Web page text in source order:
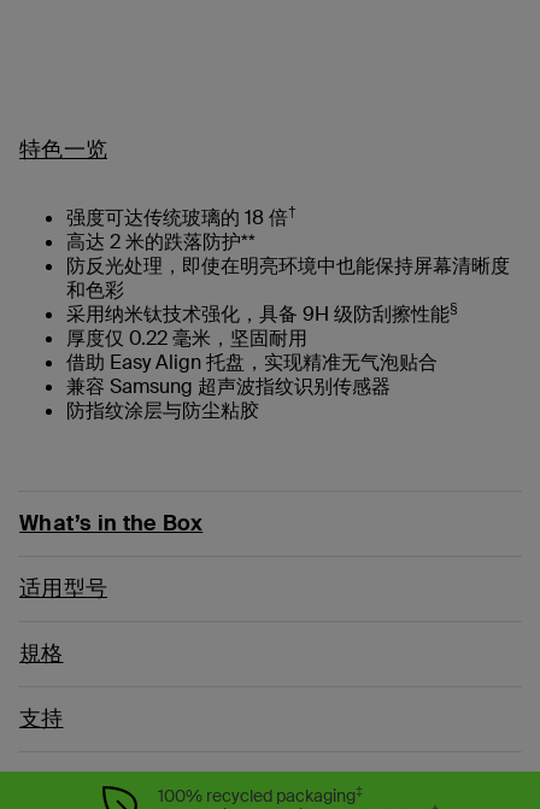
特色一览
强度可达传统玻璃的 18 倍†
高达 2 米的跌落防护**
防反光处理，即使在明亮环境中也能保持屏幕清晰度
和色彩
采用纳米钛技术强化，具备 9H 级防刮擦性能§
厚度仅 0.22 毫米，坚固耐用
借助 Easy Align 托盘，实现精准无气泡贴合
兼容 Samsung 超声波指纹识别传感器
防指纹涂层与防尘粘胶
What’s in the Box
适用型号
規格
支持
100% recycled packaging‡